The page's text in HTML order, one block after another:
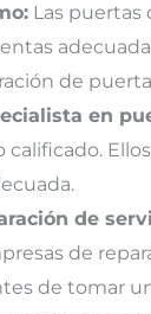
Las puertas
de
en
de
de
de tomar